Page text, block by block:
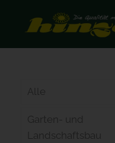
Alle
Garten- und
Landschaftsbau